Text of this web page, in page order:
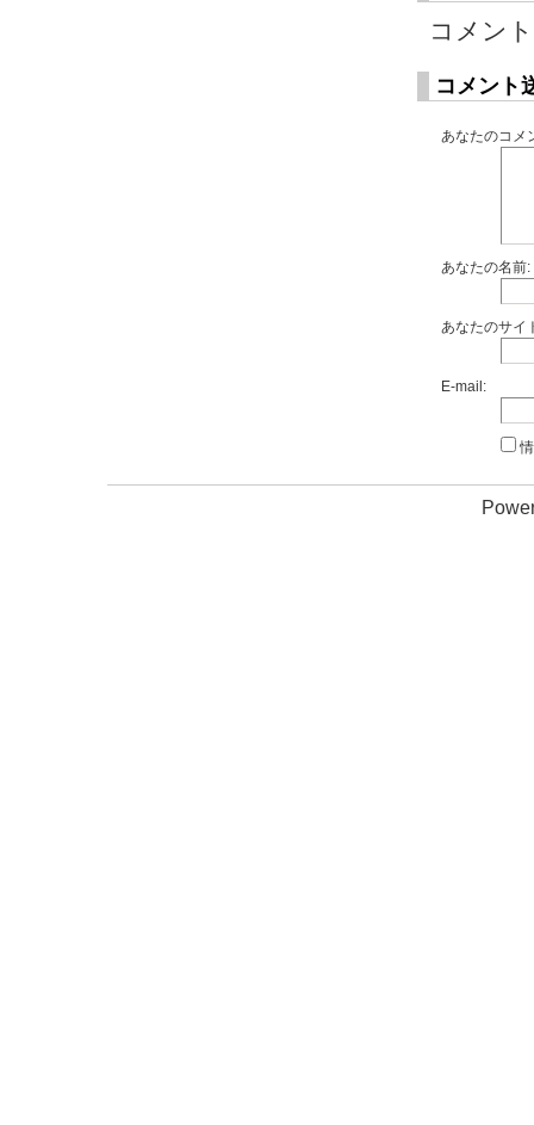
コメン
コメント
あなたのコメ
あなたの名前:
あなたのサイ
E-mail: